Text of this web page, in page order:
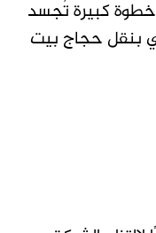
خطوة كبيرة تُجسد
بنقل حجاج بيت